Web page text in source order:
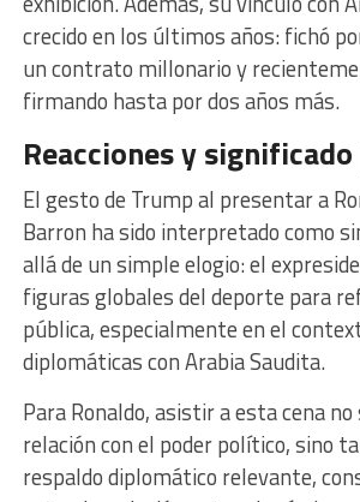
crecido en los últimos años: fichó
un contrato millonario y
firmando hasta por dos años más.
Reacciones y
El gesto de Trump al presentar a
Barron ha sido interpretado como
allá de un simple elogio: el
figuras globales del deporte para
pública, especialmente en el
diplomáticas con Arabia Saudita.
Para Ronaldo, asistir a esta cena
relación con el poder político, sino
respaldo diplomático relevante,